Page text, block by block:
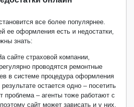
все более популярнее.
ее оформления есть и недостатки,
знать:
сайте страховой компании,
проводятся ремонтные
в системе процедура оформления
остается одно – посетить
проблема – агенты тоже работают с
сайт может зависать и у них.